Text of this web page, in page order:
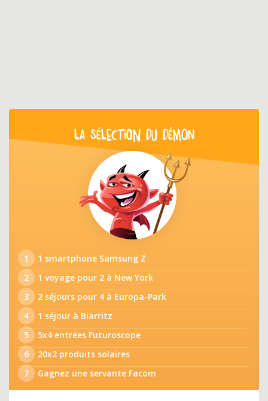
LA SÉLECTION DU DÉMON
1
1 smartphone Samsung Z
2
1 voyage pour 2 à New York
3
2 séjours pour 4 à Europa-Park
4
1 séjour à Biarritz
5
5x4 entrées Futuroscope
6
20x2 produits solaires
7
Gagnez une servante Facom